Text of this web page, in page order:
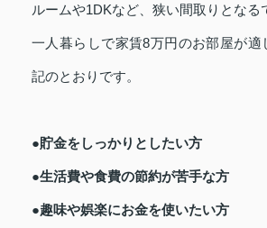
ルームや1DKなど、狭い間取りとなる
一人暮らしで家賃8万円のお部屋が適
記のとおりです。
●貯金をしっかりとしたい方
●生活費や食費の節約が苦手な方
●趣味や娯楽にお金を使いたい方